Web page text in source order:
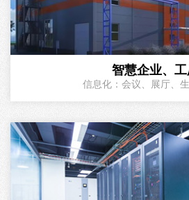
智慧企业、
信息化：会议、展厅、